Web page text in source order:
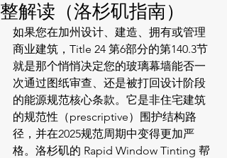
整解读（洛杉矶指南）
如果您在加州设计、建造、拥有或管理
商业建筑，Title 24 第6部分的第140.3节
就是那个悄悄决定您的玻璃幕墙能否一
次通过图纸审查、还是被打回设计阶段
的能源规范核心条款。它是非住宅建筑
的规范性（prescriptive）围护结构路
径，并在2025规范周期中变得更加严
格。洛杉矶的 Rapid Window Tinting 帮